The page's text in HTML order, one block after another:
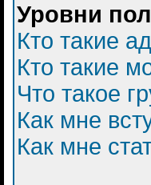
Уровни
Кто такие
Кто такие
Что такое
Как мне
Как мне